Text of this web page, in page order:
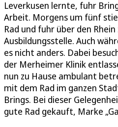
Leverkusen lernte, fuhr
Arbeit. Morgens um fünf
Rad und fuhr über den
Ausbildungsstelle. Auch
es nicht anders. Dabei
der Merheimer Klinik
nun zu Hause ambulant
mit dem Rad im ganzen
Brings. Bei dieser
gute Rad gekauft, Marke